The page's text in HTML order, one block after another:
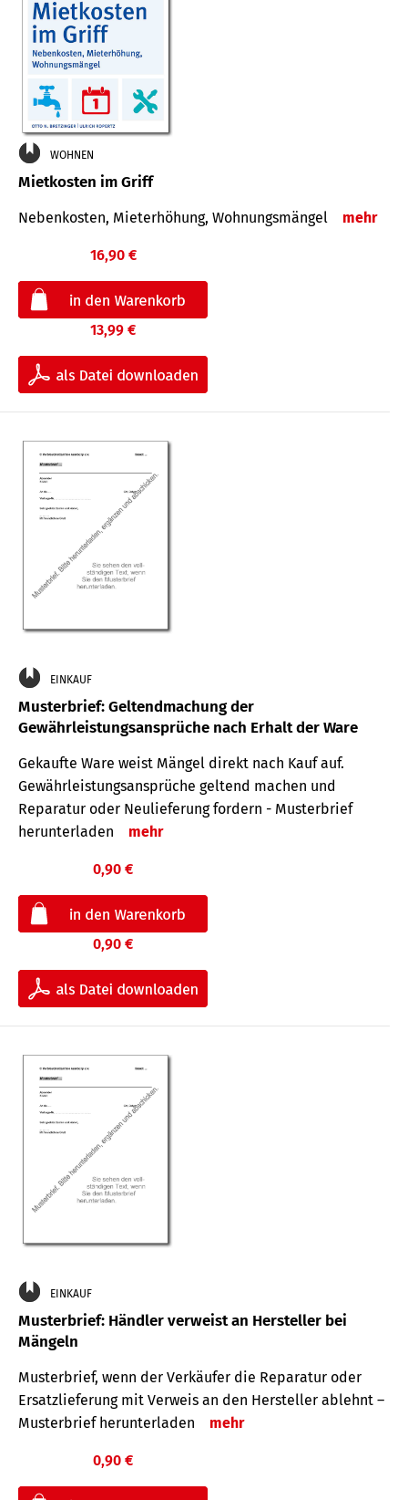
WOHNEN
Mietkosten im Griff
Nebenkosten, Mieterhöhung, Wohnungsmängel mehr
16,90 €
13,99 €
EINKAUF
Musterbrief: Geltendmachung der
Gewährleistungsansprüche nach Erhalt der Ware
Gekaufte Ware weist Mängel direkt nach Kauf auf.
Gewährleistungsansprüche geltend machen und
Reparatur oder Neulieferung fordern - Musterbrief
herunterladen
mehr
0,90 €
0,90 €
EINKAUF
Musterbrief: Händler verweist an Hersteller bei
Mängeln
Musterbrief, wenn der Verkäufer die Reparatur oder
Ersatzlieferung mit Verweis an den Hersteller ablehnt –
Musterbrief herunterladen
mehr
0,90 €